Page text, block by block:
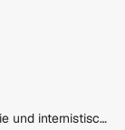
Fachärzte für Innere Medizin und Hämatologie und internistische Onkologie